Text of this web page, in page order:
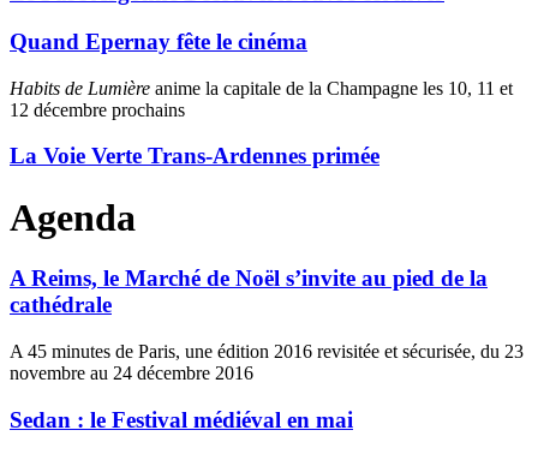
Quand Epernay fête le cinéma
Habits de Lumière anime la capitale de la Champagne les 10, 11 et
12 décembre prochains
La Voie Verte Trans-Ardennes primée
Agenda
A Reims, le Marché de Noël s’invite au pied de la
cathédrale
A 45 minutes de Paris, une édition 2016 revisitée et sécurisée, du 23
novembre au 24 décembre 2016
Sedan : le Festival médiéval en mai